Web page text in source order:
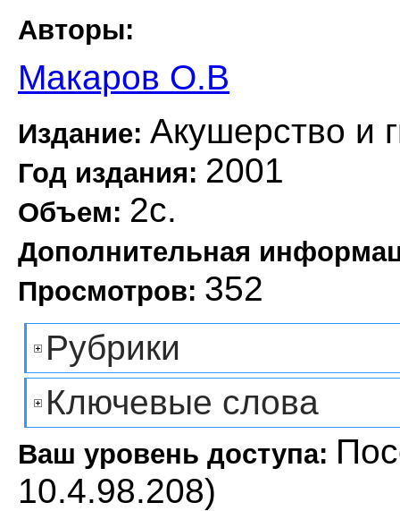
Авторы:
Макаров О.В
Издание: Акушерство и
Год издания: 2001
Объем: 2с.
Дополнительная
Просмотров: 352
Рубрики
Ключевые слова
Ваш уровень доступа:
10.4.98.208)